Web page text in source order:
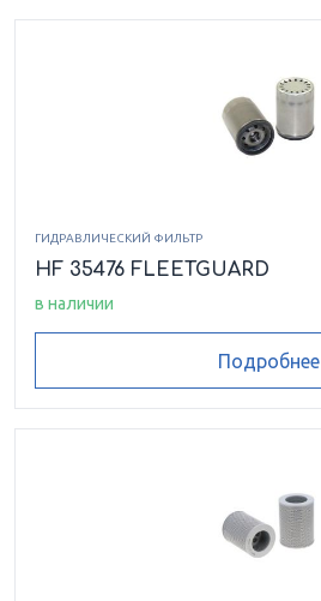
ГИДРАВЛИЧЕСКИЙ ФИЛЬТР
HF 35476 FLEETGUARD
в наличии
Подробнее